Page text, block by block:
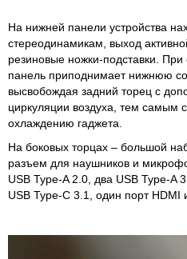
На нижней панели устройства
стереодинамикам, выход
резиновые ножки-подставки. При
панель приподнимает нижнюю со
высвобождая задний торец с
циркуляции воздуха, тем самым
охлаждению гаджета.
На боковых торцах – большой
разъем для наушников и
USB Type-A 2.0, два USB Type-A
USB Type-C 3.1, один порт HDMI